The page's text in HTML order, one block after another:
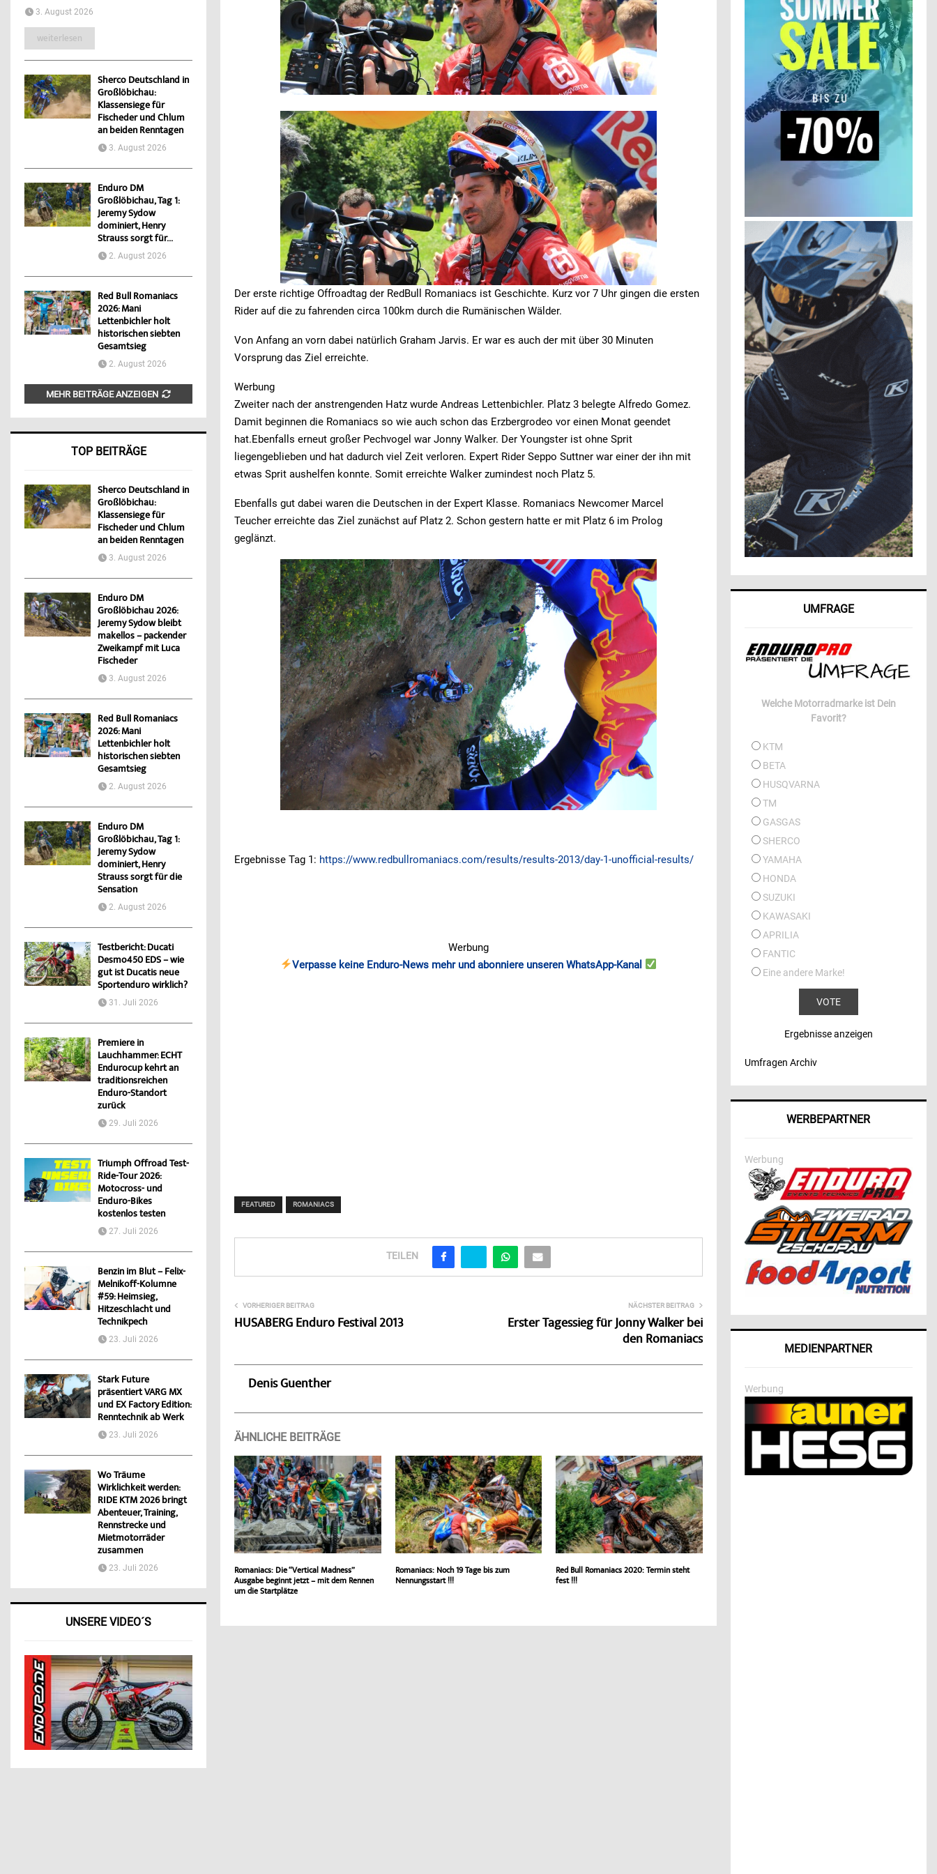
Der erste richtige Offroadtag der RedBull Romaniacs ist Geschichte. Kurz vor 7 Uhr gingen die ersten
Rider auf die zu fahrenden circa 100km durch die Rumänischen Wälder.
Von Anfang an vorn dabei natürlich Graham Jarvis. Er war es auch der mit über 30 Minuten
Vorsprung das Ziel erreichte.
Werbung
Zweiter nach der anstrengenden Hatz wurde Andreas Lettenbichler. Platz 3 belegte Alfredo Gomez.
Damit beginnen die Romaniacs so wie auch schon das Erzbergrodeo vor einen Monat geendet
hat.Ebenfalls erneut großer Pechvogel war Jonny Walker. Der Youngster ist ohne Sprit
liegengeblieben und hat dadurch viel Zeit verloren. Expert Rider Seppo Suttner war einer der ihn mit
etwas Sprit aushelfen konnte. Somit erreichte Walker zumindest noch Platz 5.
Ebenfalls gut dabei waren die Deutschen in der Expert Klasse. Romaniacs Newcomer Marcel
Teucher erreichte das Ziel zunächst auf Platz 2. Schon gestern hatte er mit Platz 6 im Prolog
geglänzt.
Ergebnisse Tag 1: https://www.redbullromaniacs.com/results/results-2013/day-1-unofficial-results/
Werbung
Verpasse keine Enduro-News mehr und abonniere unseren WhatsApp-Kanal
FEATURED ROMANIACS
TEILEN
VORHERIGER BEITRAG
HUSABERG Enduro Festival 2013
NÄCHSTER BEITRAG
Erster Tagessieg für Jonny Walker bei
den Romaniacs
Denis Guenther
ÄHNLICHE BEITRÄGE
Romaniacs: Die “Vertical Madness”
Ausgabe beginnt jetzt – mit dem Rennen
um die Startplätze
Romaniacs: Noch 19 Tage bis zum
Nennungsstart !!!
Red Bull Romaniacs 2020: Termin steht
fest !!!
3. August 2026
weiterlesen
Sherco Deutschland in
Großlöbichau:
Klassensiege für
Fischeder und Chlum
an beiden Renntagen
3. August 2026
Enduro DM
Großlöbichau, Tag 1:
Jeremy Sydow
dominiert, Henry
Strauss sorgt für...
2. August 2026
Red Bull Romaniacs
2026: Mani
Lettenbichler holt
historischen siebten
Gesamtsieg
2. August 2026
MEHR BEITRÄGE ANZEIGEN
TOP BEITRÄGE
Sherco Deutschland in
Großlöbichau:
Klassensiege für
Fischeder und Chlum
an beiden Renntagen
3. August 2026
Enduro DM
Großlöbichau 2026:
Jeremy Sydow bleibt
makellos – packender
Zweikampf mit Luca
Fischeder
3. August 2026
Red Bull Romaniacs
2026: Mani
Lettenbichler holt
historischen siebten
Gesamtsieg
2. August 2026
Enduro DM
Großlöbichau, Tag 1:
Jeremy Sydow
dominiert, Henry
Strauss sorgt für die
Sensation
2. August 2026
Testbericht: Ducati
Desmo450 EDS – wie
gut ist Ducatis neue
Sportenduro wirklich?
31. Juli 2026
Premiere in
Lauchhammer: ECHT
Endurocup kehrt an
traditionsreichen
Enduro-Standort
zurück
29. Juli 2026
Triumph Offroad Test-
Ride-Tour 2026:
Motocross- und
Enduro-Bikes
kostenlos testen
27. Juli 2026
Benzin im Blut – Felix-
Melnikoff-Kolumne
#59: Heimsieg,
Hitzeschlacht und
Technikpech
23. Juli 2026
Stark Future
präsentiert VARG MX
und EX Factory Edition:
Renntechnik ab Werk
23. Juli 2026
Wo Träume
Wirklichkeit werden:
RIDE KTM 2026 bringt
Abenteuer, Training,
Rennstrecke und
Mietmotorräder
zusammen
23. Juli 2026
UNSERE VIDEO´S
UMFRAGE
Welche Motorradmarke ist Dein
Favorit?
KTM
BETA
HUSQVARNA
TM
GASGAS
SHERCO
YAMAHA
HONDA
SUZUKI
KAWASAKI
APRILIA
FANTIC
Eine andere Marke!
Ergebnisse anzeigen
Umfragen Archiv
WERBEPARTNER
Werbung
MEDIENPARTNER
Werbung